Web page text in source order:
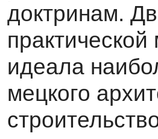
доктринам.
идеала
мецкого